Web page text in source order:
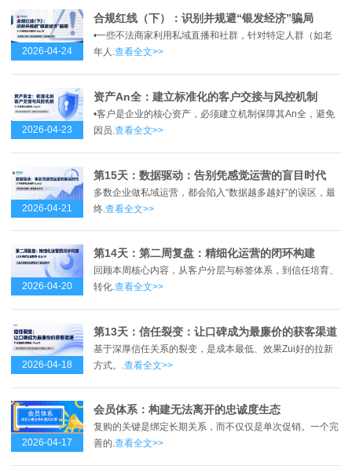
2026-04-24
合规红线（下）：识别并规避“银发经济”骗局
•一些不法商家利用私域直播和社群，针对特定人群（如老
年人.查看全文>>
2026-04-23
资产An全：建立标准化的客户交接与风控机制
•客户是企业的核心资产，必须建立机制保障其An全，避免
因员.查看全文>>
2026-04-21
第15天：数据驱动：告别凭感觉运营的盲目时代
多数企业做私域运营，都会陷入“数据越多越好”的误区，最
终. 查看全文>>
2026-04-20
第14天：第二周复盘：精细化运营的闭环构建
回顾本周核心内容，从客户分层与标签体系，到信任培育、
转化.查看全文>>
2026-04-18
第13天：信任裂变：让口碑成为最廉价的获客渠道
基于深厚信任关系的裂变，是成本最低、效果Zui好的拉新
方式。.查看全文>>
2026-04-17
会员体系：构建无法离开的忠诚度生态
复购的关键是绑定长期关系，而不仅仅是单次促销。一个完
善的.查看全文>>